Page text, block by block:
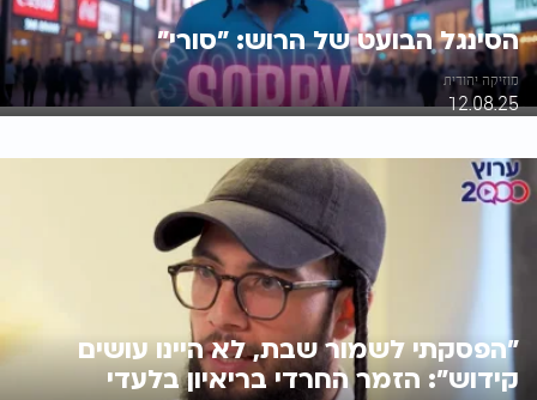
הסינגל הבועט של הרוש: "סורי"
מוזיקה יהודית
12.08.25
"הפסקתי לשמור שבת, לא היינו עושים
קידוש": הזמר החרדי בריאיון בלעדי